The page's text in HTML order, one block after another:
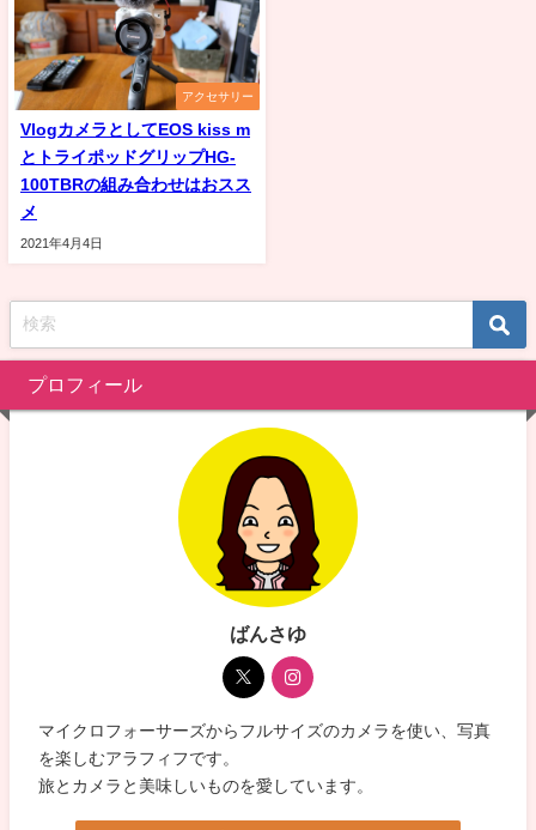
アクセサリー
VlogカメラとしてEOS kiss m
とトライポッドグリップHG-
100TBRの組み合わせはおスス
メ
2021年4月4日
プロフィール
ばんさゆ
マイクロフォーサーズからフルサイズのカメラを使い、写真
を楽しむアラフィフです。
旅とカメラと美味しいものを愛しています。